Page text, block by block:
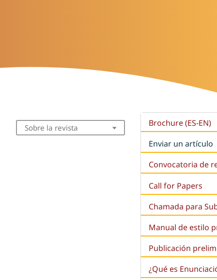
Sobre la revista
Brochure (ES-EN)
Enviar un artículo
Convocatoria de
Call for Papers
Chamada para
Manual de estilo
Publicación
¿Qué es